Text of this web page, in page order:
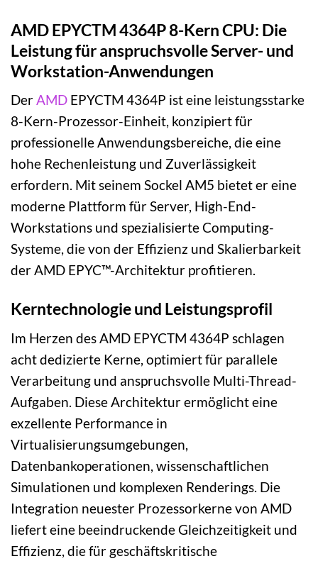
AMD EPYCTM 4364P 8-Kern CPU: Die
Leistung für anspruchsvolle Server- und
Workstation-Anwendungen
DerAMD EPYCTM 4364P ist eine leistungsstarke
8-Kern-Prozessor-Einheit, konzipiert für
professionelle Anwendungsbereiche, die eine
hohe Rechenleistung und Zuverlässigkeit
erfordern. Mit seinem Sockel AM5 bietet er eine
moderne Plattform für Server, High-End-
Workstations und spezialisierte Computing-
Systeme, die von der Effizienz und Skalierbarkeit
der AMD EPYC™-Architektur profitieren.
Kerntechnologie und Leistungsprofil
Im Herzen des AMD EPYCTM 4364P schlagen
acht dedizierte Kerne, optimiert für parallele
Verarbeitung und anspruchsvolle Multi-Thread-
Aufgaben. Diese Architektur ermöglicht eine
exzellente Performance in
Virtualisierungsumgebungen,
Datenbankoperationen, wissenschaftlichen
Simulationen und komplexen Renderings. Die
Integration neuester Prozessorkerne von AMD
liefert eine beeindruckende Gleichzeitigkeit und
Effizienz, die für geschäftskritische